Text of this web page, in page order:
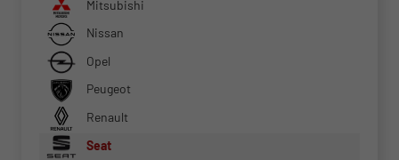
Mitsubishi
Nissan
Opel
Peugeot
Renault
Seat